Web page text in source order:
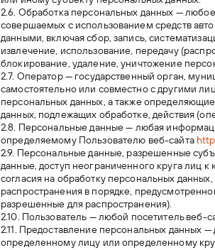
2.6. Обработка персональных данных —
совершаемых с использованием средств
данными, включая сбор, запись,
извлечение, использование, передачу
блокирование, удаление, уничтожение
2.7. Оператор — государственный орган,
самостоятельно или совместно с другими
персональных данных, а также
данных, подлежащих обработке, действия
2.8. Персональные данные — любая
определяемому Пользователю веб-сайта
2.9. Персональные данные, разрешенные
данные, доступ неограниченного круга лиц
согласия на обработку персональных
распространения в порядке,
разрешенные для распространения).
2.10. Пользователь — любой посетитель веб-
2.11. Предоставление персональных данных
определенному лицу или определенному